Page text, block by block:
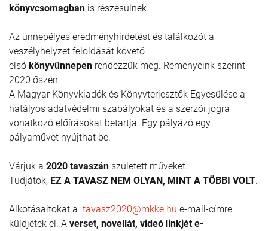
könyvcsomagban is részesülnek.
Az ünnepélyes eredményhirdetést és találkozót a
veszélyhelyzet feloldását követő
első könyvünnepen rendezzük meg. Reményeink szerint
2020 őszén.
A Magyar Könyvkiadók és Könyvterjesztők Egyesülése a
hatályos adatvédelmi szabályokat és a szerzői jogra
vonatkozó előírásokat betartja. Egy pályázó egy
pályaművet nyújthat be.
Várjuk a 2020 tavaszán született műveket.
Tudjátok, EZ A TAVASZ NEM OLYAN, MINT A TÖBBI VOLT.
Alkotásaitokat a tavasz2020@mkke.hu e-mail-címre
küldjétek el. A verset, novellát, videó linkjét e-